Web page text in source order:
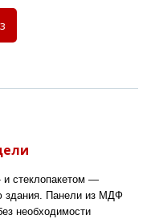
и стеклопакетом —
здания. Панели из МДФ
необходимости